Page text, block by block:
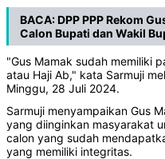
BACA:DPP PPP Rekom
Calon Bupati dan Wakil
"Gus Mamak sudah memiliki
atau Haji Ab," kata Sarmuji
Minggu, 28 Juli 2024.
Sarmuji menyampaikan Gus
yang diinginkan masyarakat
calon yang sudah
yang memiliki integritas.